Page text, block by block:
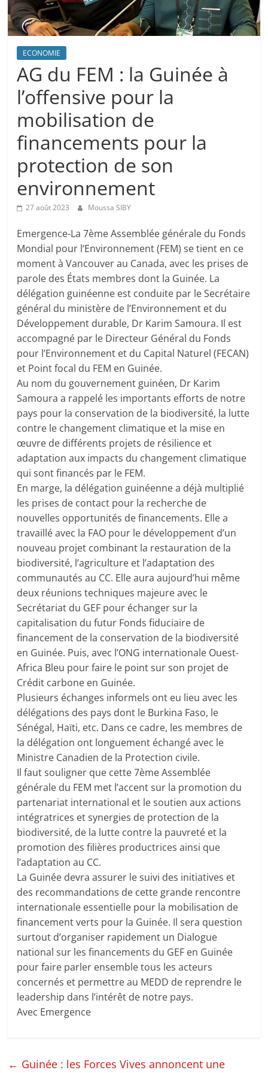
ECONOMIE
AG du FEM : la Guinée à
l’offensive pour la
mobilisation de
financements pour la
protection de son
environnement
27 août 2023 Moussa SIBY
Emergence-La 7ème Assemblée générale du Fonds
Mondial pour l’Environnement (FEM) se tient en ce
moment à Vancouver au Canada, avec les prises de
parole des États membres dont la Guinée. La
délégation guinéenne est conduite par le Secrétaire
général du ministère de l’Environnement et du
Développement durable, Dr Karim Samoura. Il est
accompagné par le Directeur Général du Fonds
pour l’Environnement et du Capital Naturel (FECAN)
et Point focal du FEM en Guinée.
Au nom du gouvernement guinéen, Dr Karim
Samoura a rappelé les importants efforts de notre
pays pour la conservation de la biodiversité, la lutte
contre le changement climatique et la mise en
œuvre de différents projets de résilience et
adaptation aux impacts du changement climatique
qui sont financés par le FEM.
En marge, la délégation guinéenne a déjà multiplié
les prises de contact pour la recherche de
nouvelles opportunités de financements. Elle a
travaillé avec la FAO pour le développement d’un
nouveau projet combinant la restauration de la
biodiversité, l’agriculture et l’adaptation des
communautés au CC. Elle aura aujourd’hui même
deux réunions techniques majeure avec le
Secrétariat du GEF pour échanger sur la
capitalisation du futur Fonds fiduciaire de
financement de la conservation de la biodiversité
en Guinée. Puis, avec l’ONG internationale Ouest-
Africa Bleu pour faire le point sur son projet de
Crédit carbone en Guinée.
Plusieurs échanges informels ont eu lieu avec les
délégations des pays dont le Burkina Faso, le
Sénégal, Haïti, etc. Dans ce cadre, les membres de
la délégation ont longuement échangé avec le
Ministre Canadien de la Protection civile.
Il faut souligner que cette 7ème Assemblée
générale du FEM met l’accent sur la promotion du
partenariat international et le soutien aux actions
intégratrices et synergies de protection de la
biodiversité, de la lutte contre la pauvreté et la
promotion des filières productrices ainsi que
l’adaptation au CC.
La Guinée devra assurer le suivi des initiatives et
des recommandations de cette grande rencontre
internationale essentielle pour la mobilisation de
financement verts pour la Guinée. Il sera question
surtout d’organiser rapidement un Dialogue
national sur les financements du GEF en Guinée
pour faire parler ensemble tous les acteurs
concernés et permettre au MEDD de reprendre le
leadership dans l’intérêt de notre pays.
Avec Emergence
← Guinée : les Forces Vives annoncent une